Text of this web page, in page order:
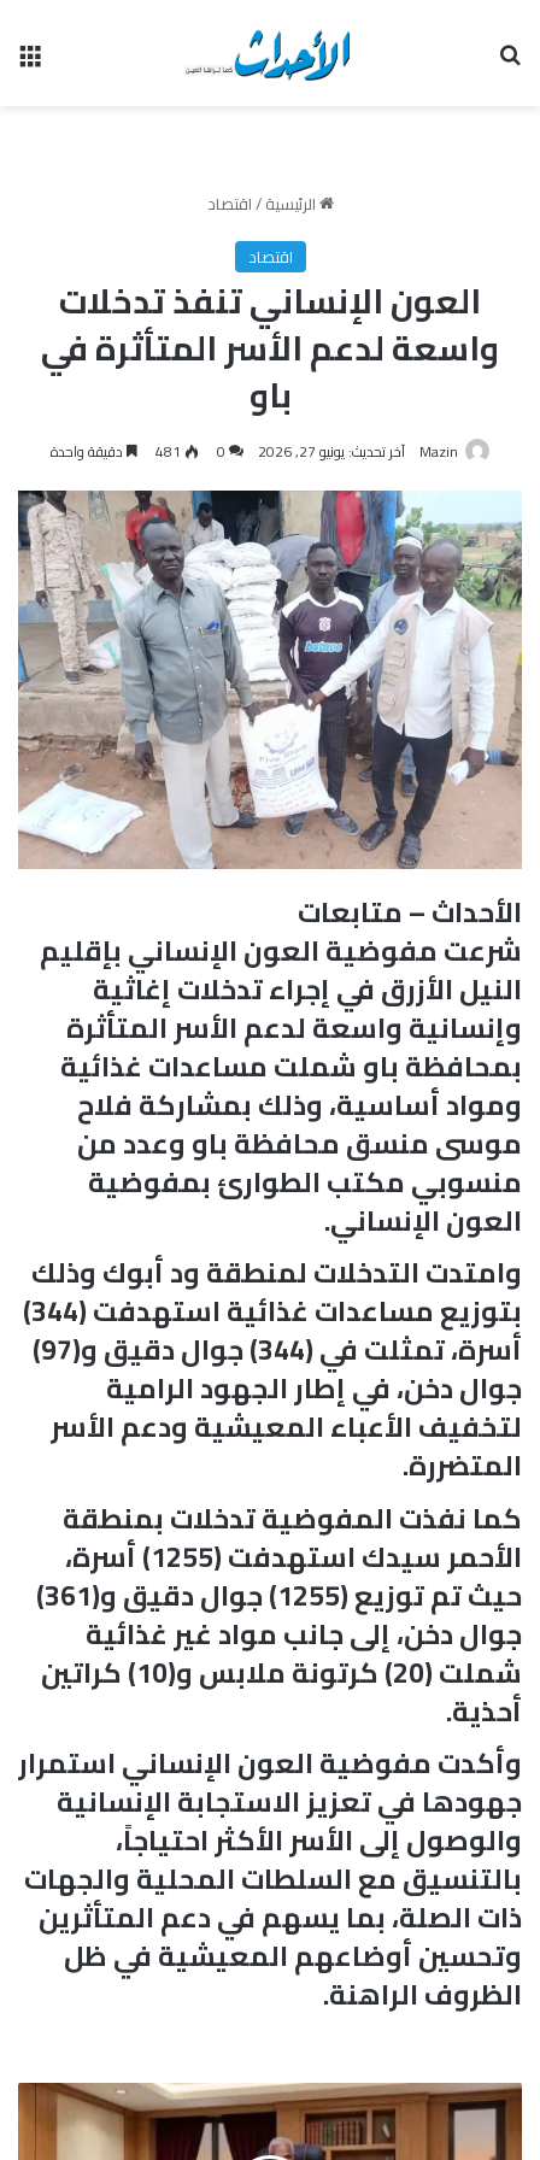
الرئيسية/اقتصاد
اقتصاد
العون الإنساني تنفذ تدخلات
واسعة لدعم الأسر المتأثرة في
باو
Mazin آخر تحديث: يونيو 27, 2026 0
481 دقيقة واحدة
الأحداث – متابعات
شرعت مفوضية العون الإنساني بإقليم
النيل الأزرق في إجراء تدخلات إغاثية
وإنسانية واسعة لدعم الأسر المتأثرة
بمحافظة باو شملت مساعدات غذائية
ومواد أساسية، وذلك بمشاركة فلاح
موسى منسق محافظة باو وعدد من
منسوبي مكتب الطوارئ بمفوضية
العون الإنساني.
وامتدت التدخلات لمنطقة ود أبوك وذلك
بتوزيع مساعدات غذائية استهدفت (344)
أسرة، تمثلت في (344) جوال دقيق و(97)
جوال دخن، في إطار الجهود الرامية
لتخفيف الأعباء المعيشية ودعم الأسر
المتضررة.
كما نفذت المفوضية تدخلات بمنطقة
الأحمر سيدك استهدفت (1255) أسرة،
حيث تم توزيع (1255) جوال دقيق و(361)
جوال دخن، إلى جانب مواد غير غذائية
شملت (20) كرتونة ملابس و(10) كراتين
أحذية.
وأكدت مفوضية العون الإنساني استمرار
جهودها في تعزيز الاستجابة الإنسانية
والوصول إلى الأسر الأكثر احتياجاً،
بالتنسيق مع السلطات المحلية والجهات
ذات الصلة، بما يسهم في دعم المتأثرين
وتحسين أوضاعهم المعيشية في ظل
الظروف الراهنة.
س